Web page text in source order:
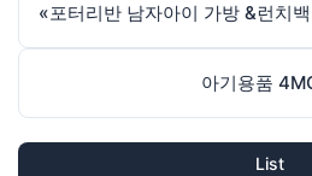
«포터리반 남자아이 가방 &런치
아기용품
List